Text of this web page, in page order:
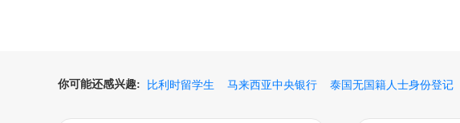
你可能还感兴趣: 比利时留学生 马来西亚中央银行 泰国无国籍人士身份登记